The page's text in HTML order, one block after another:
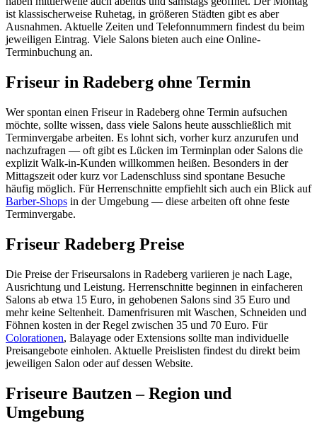
ist klassischerweise Ruhetag, in größeren Städten gibt es aber
Ausnahmen. Aktuelle Zeiten und Telefonnummern findest du beim
jeweiligen Eintrag. Viele Salons bieten auch eine Online-
Terminbuchung an.
Friseur in Radeberg ohne Termin
Wer spontan einen Friseur in Radeberg ohne Termin aufsuchen
möchte, sollte wissen, dass viele Salons heute ausschließlich mit
Terminvergabe arbeiten. Es lohnt sich, vorher kurz anzurufen und
nachzufragen — oft gibt es Lücken im Terminplan oder Salons die
explizit Walk-in-Kunden willkommen heißen. Besonders in der
Mittagszeit oder kurz vor Ladenschluss sind spontane Besuche
häufig möglich. Für Herrenschnitte empfiehlt sich auch ein Blick auf
Barber-Shops in der Umgebung — diese arbeiten oft ohne feste
Terminvergabe.
Friseur Radeberg Preise
Die Preise der Friseursalons in Radeberg variieren je nach Lage,
Ausrichtung und Leistung. Herrenschnitte beginnen in einfacheren
Salons ab etwa 15 Euro, in gehobenen Salons sind 35 Euro und
mehr keine Seltenheit. Damenfrisuren mit Waschen, Schneiden und
Föhnen kosten in der Regel zwischen 35 und 70 Euro. Für
Colorationen, Balayage oder Extensions sollte man individuelle
Preisangebote einholen. Aktuelle Preislisten findest du direkt beim
jeweiligen Salon oder auf dessen Website.
Friseure Bautzen – Region und
Umgebung